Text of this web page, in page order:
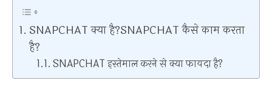
SNAPCHAT क्या है?SNAPCHAT कैसे काम करता
है?
SNAPCHAT इस्तेमाल करने से क्या फायदा है?